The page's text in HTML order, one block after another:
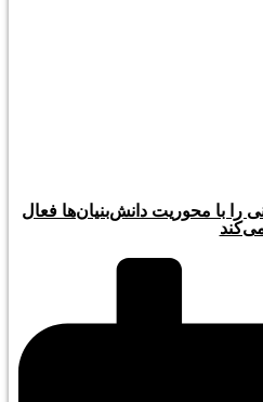
با محوریت دانش‌بنیان‌ها فعال